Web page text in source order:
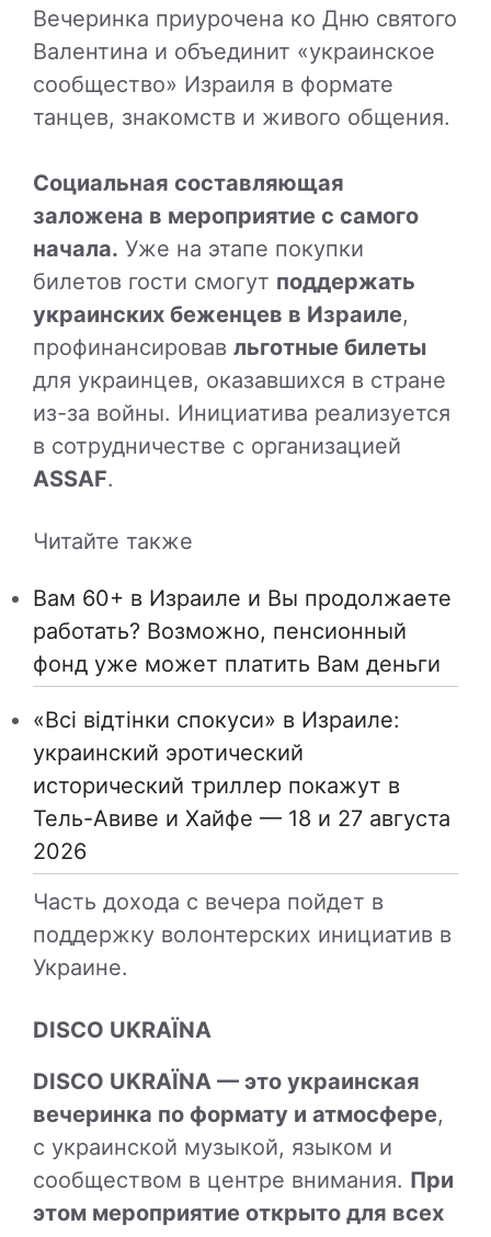
Вечеринка приурочена ко Дню святого
Валентина и объединит «украинское
сообщество» Израиля в формате
танцев, знакомств и живого общения.
Социальная составляющая
заложена в мероприятие с самого
начала. Уже на этапе покупки
билетов гости смогут поддержать
украинских беженцев в Израиле,
профинансировав льготные билеты
для украинцев, оказавшихся в стране
из-за войны. Инициатива реализуется
в сотрудничестве с организацией
ASSAF.
Читайте также
Вам 60+ в Израиле и Вы продолжаете
работать? Возможно, пенсионный
фонд уже может платить Вам деньги
«Всі відтінки спокуси» в Израиле:
украинский эротический
исторический триллер покажут в
Тель-Авиве и Хайфе — 18 и 27 августа
2026
Часть дохода с вечера пойдет в
поддержку волонтерских инициатив в
Украине.
DISCO UKRAЇNA
DISCO UKRAЇNA — это украинская
вечеринка по формату и атмосфере,
с украинской музыкой, языком и
сообществом в центре внимания. При
этом мероприятие открыто для всех